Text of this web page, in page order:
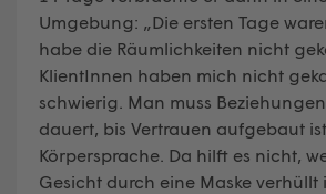
Umgebung: „Die ersten Tage
habe die Räumlichkeiten nicht
KlientInnen haben mich nicht
schwierig. Man muss
dauert, bis Vertrauen aufgebaut
Körpersprache. Da hilft es nicht,
Gesicht durch eine Maske verhüllt